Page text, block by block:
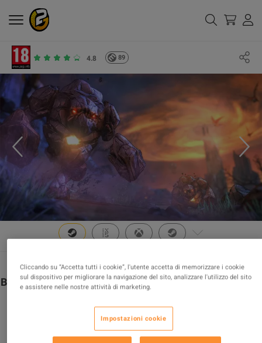
4.8 89
Borderlands 2 - Tiny Tina's Assault on Dragon Keep DLC
PC Steam CD Key
Venduto da Games Merchant
delle valutazioni in 211655
Cliccando su “Accetta tutti i cookie”, l'utente accetta di memorizzare i cookie
sul dispositivo per migliorare la navigazione del sito, analizzare l'utilizzo del sito
e assistere nelle nostre attività di marketing.
Impostazioni cookie